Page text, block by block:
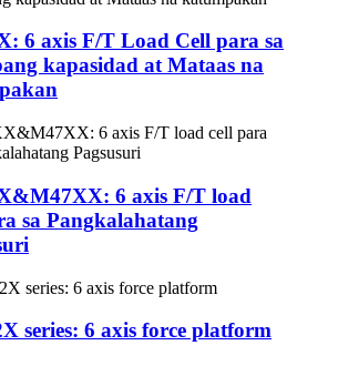
6 axis F/T Load Cell para sa
kapasidad at Mataas na
6 axis F/T load
sa Pangkalahatang
series: 6 axis force platform